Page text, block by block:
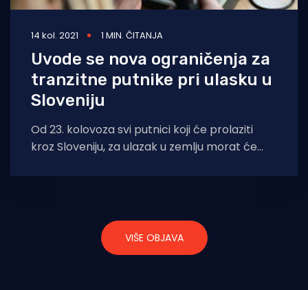
14 kol. 2021 1 MIN. ČITANJA
Uvode se nova ograničenja za
tranzitne putnike pri ulasku u
Sloveniju
Od 23. kolovoza svi putnici koji će prolaziti
kroz Sloveniju, za ulazak u zemlju morat će
VIŠE OBJAVA